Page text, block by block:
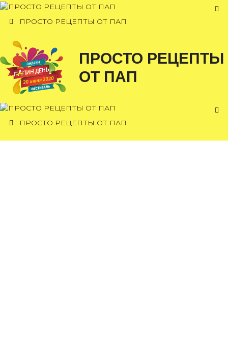
Перейти
ПРОСТО РЕЦЕПТЫ ОТ ПАП
ПРОСТО РЕЦЕПТЫ
ОТ ПАП
ПРОСТО РЕЦЕПТЫ ОТ ПАП